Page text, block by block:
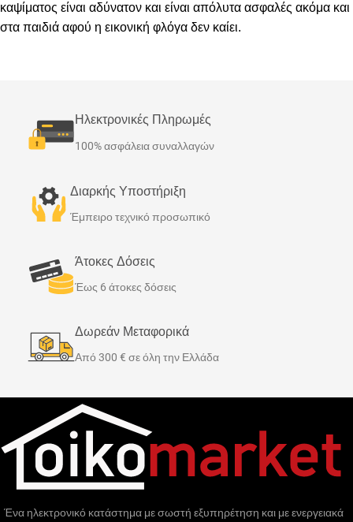
καψίματος είναι αδύνατον και είναι απόλυτα ασφαλές ακόμα και
στα παιδιά αφού η εικονική φλόγα δεν καίει.
Ηλεκτρονικές Πληρωμές
100% ασφάλεια συναλλαγών
Διαρκής Υποστήριξη
Έμπειρο τεχνικό προσωπικό
Άτοκες Δόσεις
Έως 6 άτοκες δόσεις
Δωρεάν Μεταφορικά
Από 300 € σε όλη την Ελλάδα
Ένα ηλεκτρονικό κατάστημα με σωστή εξυπηρέτηση και με ενεργειακά